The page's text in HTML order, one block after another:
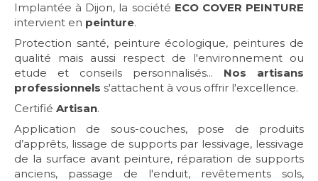
Implantée à Dijon, la société ECO COVER PEINTURE
intervient en peinture.
Protection santé, peinture écologique, peintures de
qualité mais aussi respect de l'environnement ou
etude et conseils personnalisés... Nos artisans
professionnels s'attachent à vous offrir l'excellence.
Certifié Artisan.
Application de sous-couches, pose de produits
d’apprêts, lissage de supports par lessivage, lessivage
de la surface avant peinture, réparation de supports
anciens, passage de l'enduit, revêtements sols,